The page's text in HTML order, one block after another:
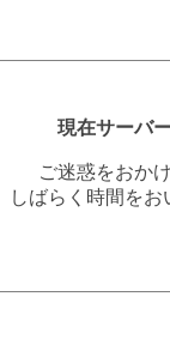
現在サーバ
ご迷惑をおか
しばらく時間を